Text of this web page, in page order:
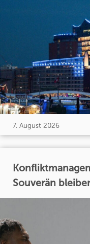
7. August 2026
Souverän